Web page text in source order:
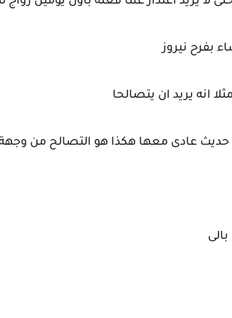
بفرح نيروز
انه يريد ان يتصالحا
عادى معها هكذا هو التصالح من